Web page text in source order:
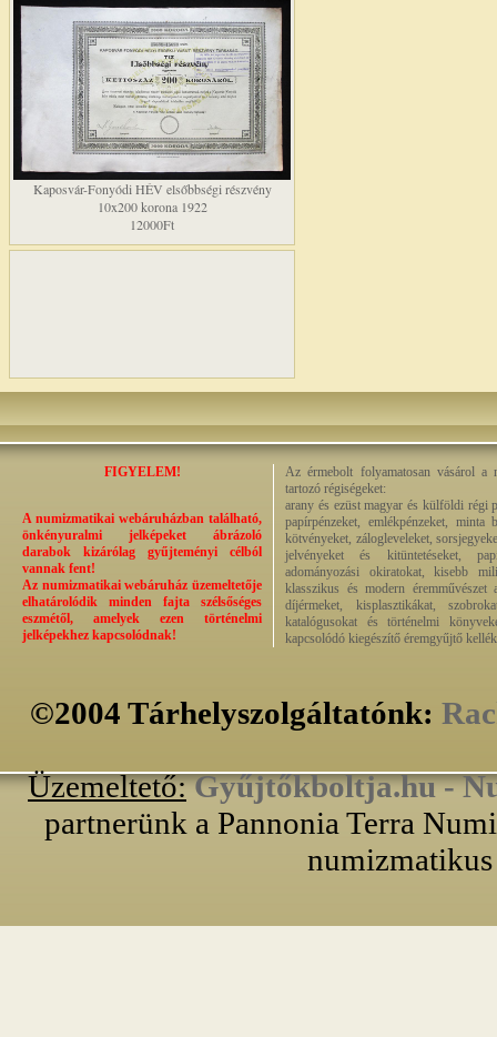
Kaposvár-Fonyódi HÉV elsőbbségi részvény
10x200 korona 1922
12000Ft
FIGYELEM!
A numizmatikai webáruházban található,
önkényuralmi jelképeket ábrázoló
darabok kizárólag gyűjteményi célból
vannak fent!
Az numizmatikai webáruház üzemeltetője
elhatárolódik minden fajta szélsőséges
eszmétől, amelyek ezen történelmi
jelképekhez kapcsolódnak!
Az érmebolt folyamatosan vásárol a
tartozó régiségeket:
arany és ezüst magyar és külföldi régi
papírpénzeket, emlékpénzeket, minta
kötvényeket, zálogleveleket,
jelvényeket és kitüntetéseket,
adományozási okiratokat, kisebb
klasszikus és modern éremművészet
díjérmeket, kisplasztikákat,
katalógusokat és történelmi
kapcsolódó kiegészítő éremgyűjtő
©2004 Tárhelyszolgáltatónk:
Üzemeltető: Gyűjtőkboltja.hu -
partnerünk a Pannonia Terra
numizmatikus